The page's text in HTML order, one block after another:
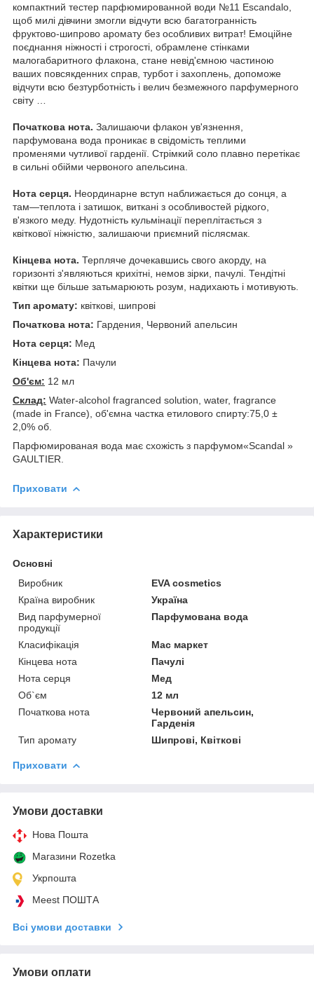
компактний тестер парфюмированной води №11 Escandalo,
щоб милі дівчини змогли відчути всю багатогранність
фруктово-шипрово аромату без особливих витрат! Емоційне
поєднання ніжності і строгості, обрамлене стінками
малогабаритного флакона, стане невід'ємною частиною
ваших повсякденних справ, турбот і захоплень, допоможе
відчути всю безтурботність і велич безмежного парфумерного
світу …
Початкова нота. Залишаючи флакон ув'язнення,
парфумована вода проникає в свідомість теплими
променями чутливої гарденії. Стрімкий соло плавно перетікає
в сильні обійми червоного апельсина.
Нота серця. Неординарне вступ наближається до сонця, а
там—теплота і затишок, виткані з особливостей рідкого,
в'язкого меду. Нудотність кульмінації переплітається з
квіткової ніжністю, залишаючи приємний післясмак.
Кінцева нота. Терпляче дочекавшись свого акорду, на
горизонті з'являються крихітні, немов зірки, пачулі. Тендітні
квітки ще більше затьмарюють розум, надихають і мотивують.
Тип аромату: квіткові, шипрові
Початкова нота: Гардения, Червоний апельсин
Нота серця: Мед
Кінцева нота: Пачули
Об'єм: 12 мл
Склад: Water-alcohol fragranced solution, water, fragrance
(made in France), об'ємна частка етилового спирту:75,0 ±
2,0% об.
Парфюмированая вода має схожість з парфумом«Scandal »
GAULTIER.
Приховати
Характеристики
Основні
Виробник
EVA cosmetics
Країна виробник
Україна
Вид парфумерної
продукції
Парфумована вода
Класифікація
Мас маркет
Кінцева нота
Пачулі
Нота серця
Мед
Об`єм
12 мл
Початкова нота
Червоний апельсин,
Гарденія
Тип аромату
Шипрові, Квіткові
Приховати
Умови доставки
Нова Пошта
Магазини Rozetka
Укрпошта
Meest ПОШТА
Всі умови доставки
Умови оплати